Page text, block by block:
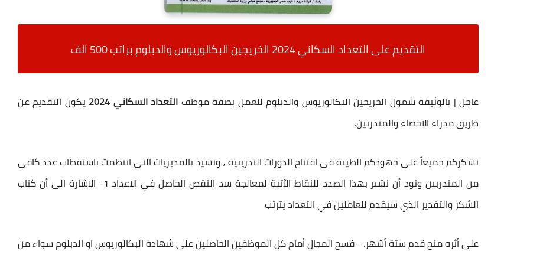
التقديم على التعداد السكاني 2024 الخريجين البكالوريوس والدبلوم براتب 500 الف
عاجل | بالوثيقة شمول الخريجين البكالوريوس والدبلوم للعمل بصفة موظف التعداد السكاني 2024
يكون التقديم عن
طريق مدراء الاحصاء والمتدربين.
نشكركم جميعاً على جهودكم الطيبة في افتتاح الدورات التدريبية ، ونشيد بالمديريات التي انتظمت باستقطاب عدد كافي
من المتدربين ونود أن نشير بهذا الصدد للنقاط الآتية لمعالجة سد النقص الحاصل في الاعداد 1- الاشارة الى أن كتاب
الشكر والتقدير الذي سيقدم للعاملين في التعداد يترتب
على أثره منح قدم ستة أشهر. - فسح المجال أمام كل الموظفين الحاصلين على شهادة البكالوريوس او الدبلوم سواء من